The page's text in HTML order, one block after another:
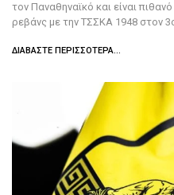
τον Παναθηναϊκό και είναι
ρεβάνς με την ΤΣΣΚΑ 1948 στον
ΔΙΑΒΆΣΤΕ ΠΕΡΙΣΣΌΤΕΡΑ...